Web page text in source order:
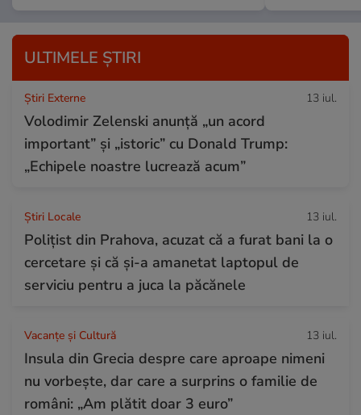
ULTIMELE ȘTIRI
Știri Externe 13 iul.
Volodimir Zelenski anunță „un acord
important” și „istoric” cu Donald Trump:
„Echipele noastre lucrează acum”
Știri Locale 13 iul.
Polițist din Prahova, acuzat că a furat bani la o
cercetare și că și-a amanetat laptopul de
serviciu pentru a juca la păcănele
Vacanțe și Cultură 13 iul.
Insula din Grecia despre care aproape nimeni
nu vorbește, dar care a surprins o familie de
români: „Am plătit doar 3 euro”